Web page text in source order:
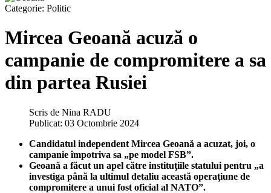
Categorie: Politic
Mircea Geoană acuză o
campanie de compromitere a sa
din partea Rusiei
Scris de Nina RADU
Publicat: 03 Octombrie 2024
Candidatul independent Mircea Geoană a acuzat, joi, o
campanie împotriva sa „pe model FSB”.
Geoană a făcut un apel către instituţiile statului pentru „a
investiga până la ultimul detaliu această operaţiune de
compromitere a unui fost oficial al NATO”.